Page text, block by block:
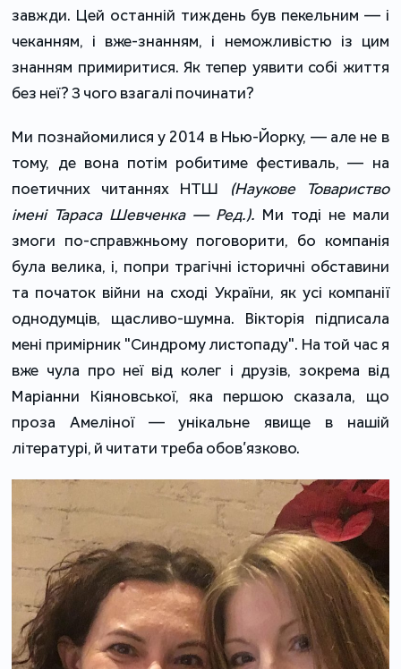
завжди. Цей останній тиждень був пекельним — і
чеканням, і вже-знанням, і неможливістю із цим
знанням примиритися. Як тепер уявити собі життя
без неї? З чого взагалі починати?
Ми познайомилися у 2014 в Нью-Йорку, — але не в
тому, де вона потім робитиме фестиваль, — на
поетичних читаннях НТШ
(Наукове Товариство
імені Тараса Шевченка — Ред.). Ми тоді не мали
змоги по-справжньому поговорити, бо компанія
була велика, і, попри трагічні історичні обставини
та початок війни на сході України, як усі компанії
однодумців, щасливо-шумна. Вікторія підписала
мені примірник "Синдрому листопаду". На той час я
вже чула про неї від колег і друзів, зокрема від
Маріанни Кіяновської, яка першою сказала, що
проза Амеліної — унікальне явище в нашій
літературі, й читати треба обов’язково.